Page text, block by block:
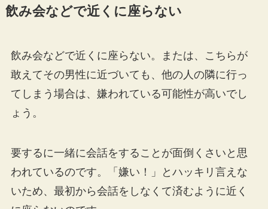
飲み会などで近くに座らない
飲み会などで近くに座らない。または、こちらが
敢えてその男性に近づいても、他の人の隣に行っ
てしまう場合は、嫌われている可能性が高いでし
ょう。
要するに一緒に会話をすることが面倒くさいと思
われているのです。「嫌い！」とハッキリ言えな
いため、最初から会話をしなくて済むように近く